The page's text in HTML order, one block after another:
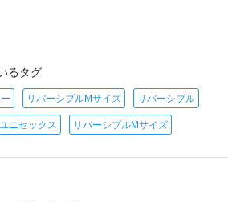
るタグ
リバーシブルMサイズ リバーシブル
ユニセックス リバーシブルMサイズ